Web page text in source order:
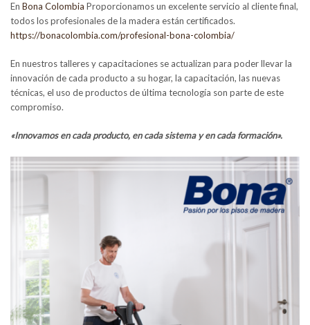
En Bona Colombia Proporcionamos un excelente servicio al cliente final,
todos los profesionales de la madera están certificados.
https://bonacolombia.com/profesional-bona-colombia/
En nuestros talleres y capacitaciones se actualizan para poder llevar la
innovación de cada producto a su hogar, la capacitación, las nuevas
técnicas, el uso de productos de última tecnología son parte de este
compromiso.
«Innovamos en cada producto, en cada sistema y en cada formación».